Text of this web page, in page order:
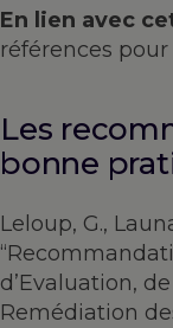
En lien avec
références
Les
bonne
Leloup, G.,
d’Evaluation,
Remédiation